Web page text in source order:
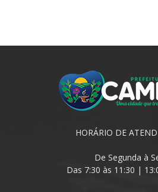
HORÁRIO DE
De Segunda à
Das 7:30 às 11:30 |